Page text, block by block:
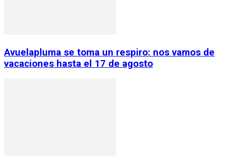
Avuelapluma se toma un respiro: nos vamos de
vacaciones hasta el 17 de agosto